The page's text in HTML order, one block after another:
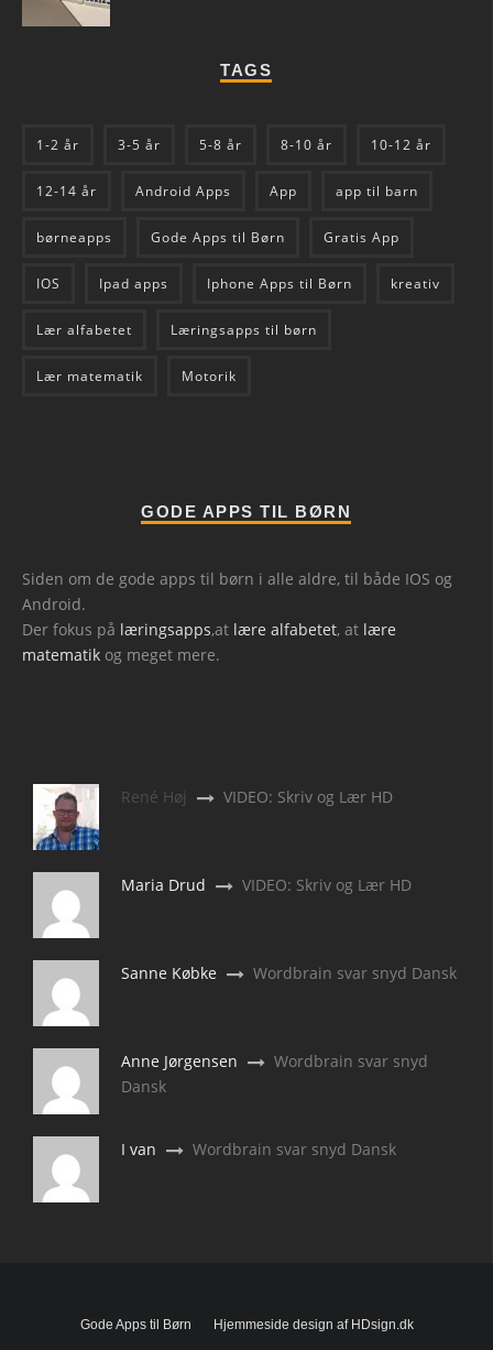
TAGS
1-2 år 3-5 år 5-8 år 8-10 år 10-12 år
12-14 år Android Apps App app til barn
børneapps Gode Apps til Børn Gratis App
IOS Ipad apps Iphone Apps til Børn kreativ
Lær alfabetet Læringsapps til børn
Lær matematik Motorik
GODE APPS TIL BØRN
Siden om de gode apps til børn i alle aldre, til både IOS og
Android.
Der fokus på læringsapps,at lære alfabetet, at lære
matematik og meget mere.
René Høj VIDEO: Skriv og Lær HD
Maria Drud VIDEO: Skriv og Lær HD
Sanne Købke Wordbrain svar snyd Dansk
Anne Jørgensen
Wordbrain svar snyd
Dansk
I van Wordbrain svar snyd Dansk
Gode Apps til Børn Hjemmeside design af HDsign.dk